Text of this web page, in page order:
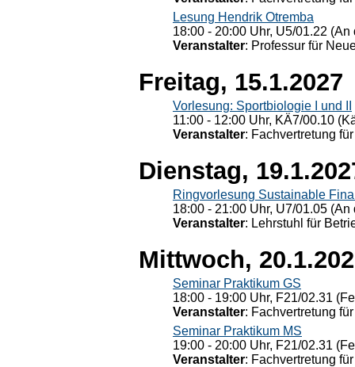
Lesung Hendrik Otremba
18:00 - 20:00 Uhr, U5/01.22
Veranstalter: Professur für
Freitag, 15.1.2027
Vorlesung: Sportbiologie I und II
11:00 - 12:00 Uhr, KÄ7/00.10
Veranstalter: Fachvertretung
Dienstag,
Ringvorlesung Sustainable
18:00 - 21:00 Uhr, U7/01.05
Veranstalter: Lehrstuhl für
Mittwoch,
Seminar Praktikum GS
18:00 - 19:00 Uhr, F21/02.31
Veranstalter: Fachvertretung
Seminar Praktikum MS
19:00 - 20:00 Uhr, F21/02.31
Veranstalter: Fachvertretung